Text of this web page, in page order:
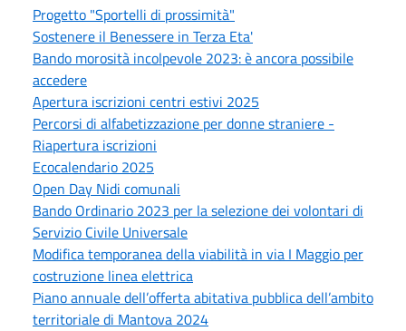
Progetto "Sportelli di prossimità"
Sostenere il Benessere in Terza Eta'
Bando morosità incolpevole 2023: è ancora possibile
accedere
Apertura iscrizioni centri estivi 2025
Percorsi di alfabetizzazione per donne straniere -
Riapertura iscrizioni
Ecocalendario 2025
Open Day Nidi comunali
Bando Ordinario 2023 per la selezione dei volontari di
Servizio Civile Universale
Modifica temporanea della viabilità in via I Maggio per
costruzione linea elettrica
Piano annuale dell’offerta abitativa pubblica dell’ambito
territoriale di Mantova 2024